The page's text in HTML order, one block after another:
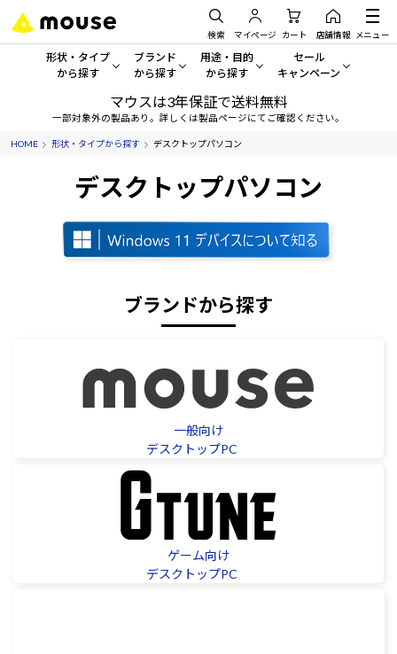
検索 マイページ カート 店舗情報 メニュー
形状・タイプ
から探す
形状・タイプから探す をすべてみる
デスクトップPC
ノートPC
タブレット
Windows 11| Copilot+ PC
ブランド
から探す
mouse
G TUNE
NEXTGEAR
DAIV
iiyama
用途・目的
から探す
一般向けパソコン
ゲーミングPC・ゲーム向けパソコン
クリエイティブ向け
ビジネス向けパソコン
スペック/パーツ別
Windows 11|Copilot+ PC
セール
キャンペーン
セール・キャンペー
すべて新品の旧モデル製品
マウスは3年保証で送料無料
一部対象外の製品あり。詳しくは製品ページにてご確認ください。
HOME 形状・タイプから探す デスクトップパソコン
デスクトップパソコン
ブランドから探す
一般向け
デスクトップPC
ゲーム向け
デスクトップPC